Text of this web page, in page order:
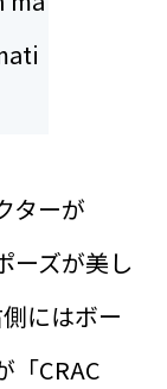
ターが
ーズが美し
にはボー
「CRAC